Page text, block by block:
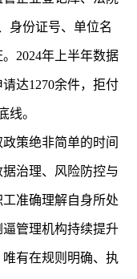
身份证号、单位名
2024年上半年数据
达1270余件，拒付
线。
策绝非简单的时间
治理、风险防控与
准确理解自身所处
管理机构持续提升
有在规则明确、执